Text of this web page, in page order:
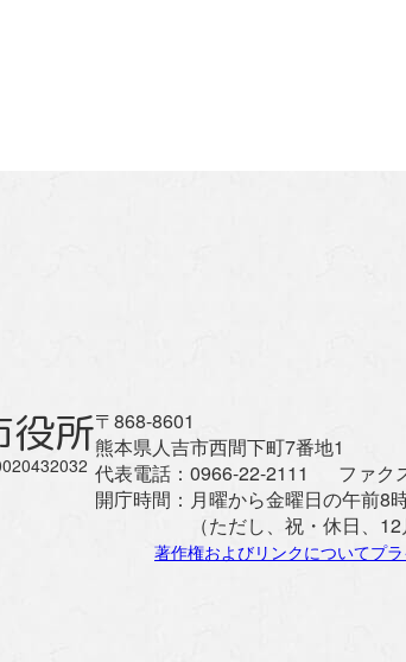
役所〒868-8601
熊本県人吉市西間下町7番地1
代表電話： 0966-22-2111 ファク
開庁時間： 月曜から金曜日の午前8
（ただし、祝・休日、
著作権およびリンクについてプ